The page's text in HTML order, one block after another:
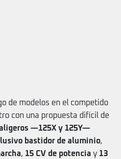
de modelos en el competido
con una propuesta difícil de
—125X y 125Y—
bastidor de aluminio,
, 15 CV de potencia y 13